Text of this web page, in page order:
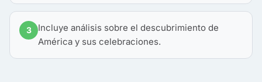
3
Incluye análisis sobre el descubrimiento de
América y sus celebraciones.